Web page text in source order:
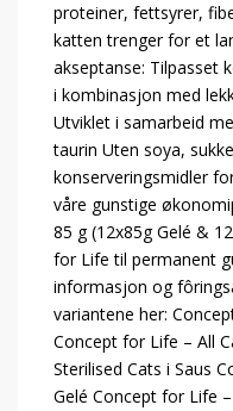
proteiner, fettsyrer,
katten trenger for et
akseptanse: Tilpasset
i kombinasjon med
Utviklet i samarbeid
taurin Uten soya,
konserveringsmidler
våre gunstige
85 g (12x85g Gelé &
for Life til permanent
informasjon og
variantene her:
Concept for Life – All
Sterilised Cats i Saus
Gelé Concept for Life